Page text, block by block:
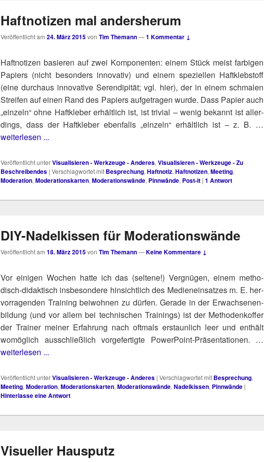
Haftnotizen mal andersherum
Veröffentlicht am 24. März 2015von Tim Themann—1 Kommentar ↓
Haft­no­ti­zen basie­ren auf zwei Kom­po­nen­ten: einem Stück meist far­bi­gen
Papiers (nicht beson­ders inno­va­tiv) und einem spe­zi­el­len Haft­kleb­stoff
(eine durch­aus inno­va­ti­ve Seren­di­pi­tät; vgl. hier), der in einem schma­len
Strei­fen auf einen Rand des Papiers auf­ge­tra­gen wur­de. Dass Papier auch
„ein­zeln“ ohne Haft­kle­ber erhält­lich ist, ist tri­vi­al – wenig bekannt ist aller­
dings, dass der Haft­kle­ber eben­falls „ein­zeln“ erhält­lich ist – z. B. …
weiterlesen ...
Veröffentlicht unterVisualisieren - Werkzeuge - Anderes,Visualisieren - Werkzeuge - Zu
Beschreibendes | Verschlagwortet mit Besprechung,Haftnotiz,Haftnotizen,Meeting,
Moderation,Moderationskarten,Moderationswände, Pinnwände, Post-it | 1 Antwort
DIY-Nadelkissen für Moderationswände
Veröffentlicht am 18. März 2015von Tim Themann—Keine Kommentare ↓
Vor eini­gen Wochen hat­te ich das (sel­te­ne!) Ver­gnü­gen, einem metho­
disch-didak­tisch ins­be­son­de­re hin­sicht­lich des Medi­en­ein­sat­zes m. E. her­
vor­ra­gen­den Trai­ning bei­woh­nen zu dür­fen. Gera­de in der Erwach­se­nen­
bil­dung (und vor allem bei tech­ni­schen Trai­nings) ist der Metho­den­kof­fer
der Trai­ner mei­ner Erfah­rung nach oft­mals erstaun­lich leer und ent­hält
womög­lich aus­schließ­lich vor­ge­fer­tig­te Power­Point-Prä­sen­ta­tio­nen. …
weiterlesen ...
Veröffentlicht unterVisualisieren - Werkzeuge - Anderes | Verschlagwortet mit Besprechung,
Meeting,Moderation,Moderationskarten,Moderationswände,Nadelkissen, Pinnwände |
Hinterlasse eine Antwort
Visueller Hausputz